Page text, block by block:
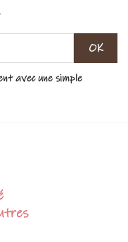
avec une simple